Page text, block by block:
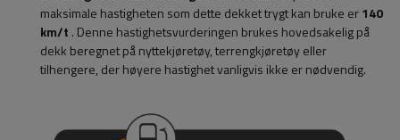
maksimale hastigheten som dette dekket trygt kan bruke er140
km/t . Denne hastighetsvurderingen brukes hovedsakelig på
dekk beregnet på nyttekjøretøy, terrengkjøretøy eller
tilhengere, der høyere hastighet vanligvis ikke er nødvendig.